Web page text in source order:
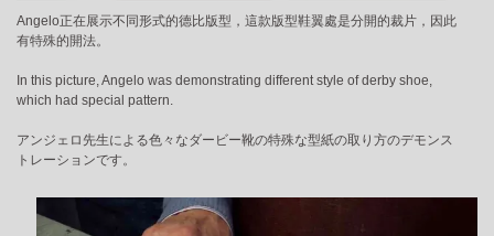
Angelo正在展示不同形式的德比版型，這款版型鞋翼處是分開的裁片，因此
有特殊的開法。
In this picture, Angelo was demonstrating different style of derby shoe,
which had special pattern.
アンジェロ先生による色々なダービー靴の特殊な型紙の取り方のデモンス
トレーションです。